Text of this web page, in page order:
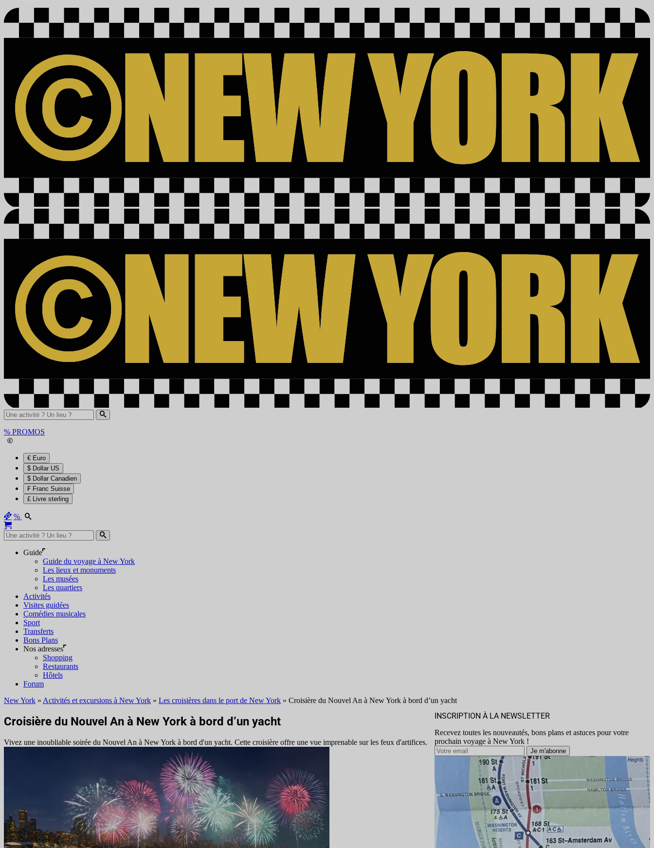
% PROMOS
€ Euro
$ Dollar US
$ Dollar Canadien
₣ Franc Suisse
£ Livre sterling
%
Guide
Guide du voyage à New York
Les lieux et monuments
Les musées
Les quartiers
Activités
Visites guidées
Comédies musicales
Sport
Transferts
Bons Plans
Nos adresses
Shopping
Restaurants
Hôtels
Forum
New York » Activités et excursions à New York » Les croisières dans le port de New York » Croisière du Nouvel An à New York à bord d’un yacht
Croisière du Nouvel An à New York à bord d’un yacht
Vivez une inoubliable soirée du Nouvel An à New York à bord d'un yacht. Cette croisière offre une vue imprenable sur les feux d'artifices.
INSCRIPTION À LA NEWSLETTER
Recevez toutes les nouveautés, bons plans et astuces pour votre
prochain voyage à New York !
Je m'abonne